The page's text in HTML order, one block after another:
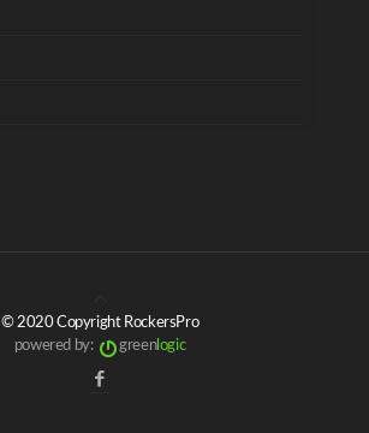
© 2020 Copyright RockersPro
powered by:
greenlogic